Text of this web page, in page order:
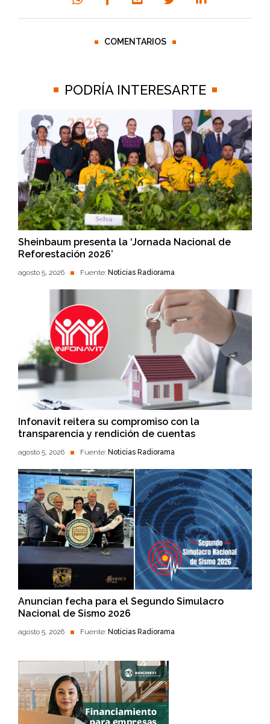
COMENTARIOS
PODRÍA INTERESARTE
Sheinbaum presenta la ‘Jornada Nacional de
Reforestación 2026’
agosto 5, 2026 Fuente: Noticias Radiorama
Infonavit reitera su compromiso con la
transparencia y rendición de cuentas
agosto 5, 2026 Fuente: Noticias Radiorama
Anuncian fecha para el Segundo Simulacro
Nacional de Sismo 2026
agosto 5, 2026 Fuente: Noticias Radiorama